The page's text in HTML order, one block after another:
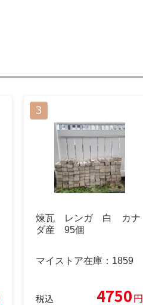
煉瓦 レンガ 白 カナ
ダ産 95個
マイストア在庫： 1859
税込 4750円